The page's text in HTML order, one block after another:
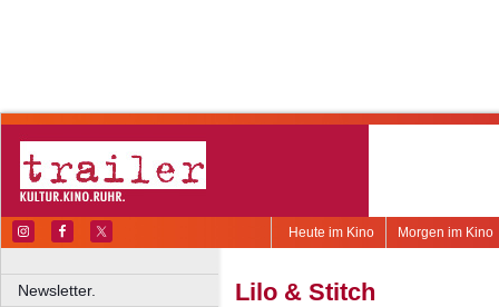
Morgen im Kino
Heute im Kino
Newsletter.
Lilo & Stitch